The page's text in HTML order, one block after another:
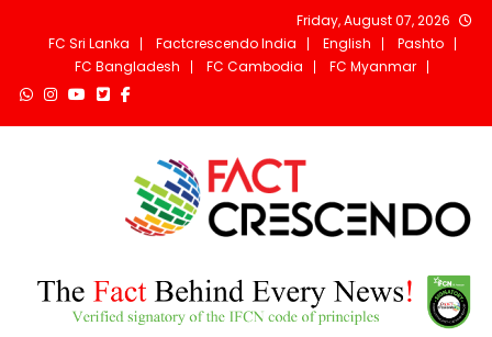
Skip
Friday, August 07, 2026
Pashto
English
Factcrescendo India
FC Sri Lanka
FC Myanmar
FC Cambodia
FC Bangladesh
Fact Crescendo
Afghanistan